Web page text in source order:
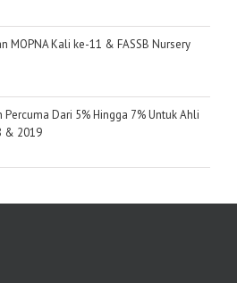
MOPNA Kali ke-11 & FASSB Nursery
Dari 5% Hingga 7% Untuk Ahli
& 2019